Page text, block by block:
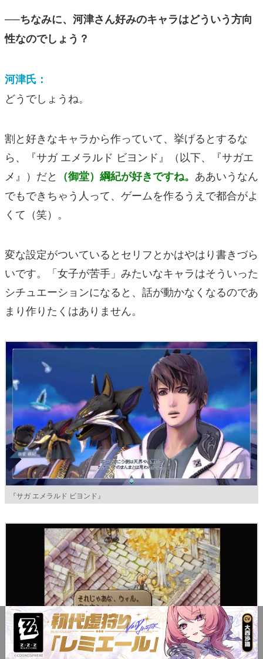
──ちなみに、河津さん好みのキャラはどういう方向
性なのでしょう？
河津氏：
どうでしょうね。
割と好きなキャラから作っていて、挙げるとするな
ら、
『サガ エメラルド ビヨンド』（以下、『サガエ
メ』）だと （御堂）綱紀が好きですね。 ああいうなん
でもできちゃう人って、ゲームを作るうえで都合がよ
くて（笑）。
変な設定がついているとセリフとかはやはり書きづら
いです。「女子が苦手」みたいなキャラはそういった
シチュエーションになると、話が動かなくなるのであ
まり作りたくはありません。
『サガ エメラルド ビヨンド』